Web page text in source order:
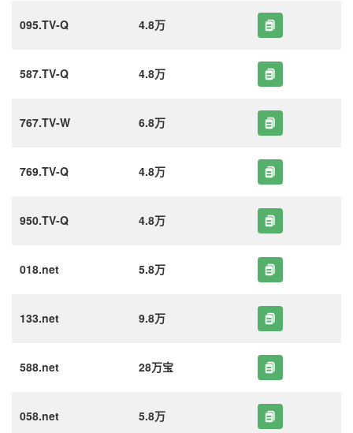
095.TV-Q 4.8万
587.TV-Q 4.8万
767.TV-W 6.8万
769.TV-Q 4.8万
950.TV-Q 4.8万
018.net 5.8万
133.net 9.8万
588.net 28万宝
058.net 5.8万